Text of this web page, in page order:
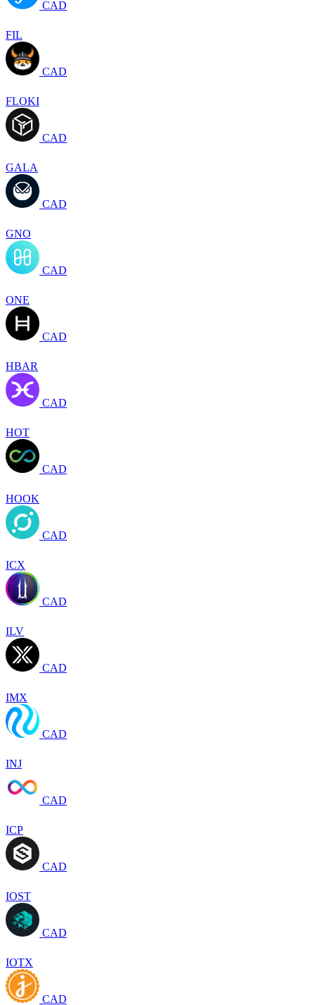
CAD
FIL
CAD
FLOKI
CAD
GALA
CAD
GNO
CAD
ONE
CAD
HBAR
CAD
HOT
CAD
HOOK
CAD
ICX
CAD
ILV
CAD
IMX
CAD
INJ
CAD
ICP
CAD
IOST
CAD
IOTX
CAD